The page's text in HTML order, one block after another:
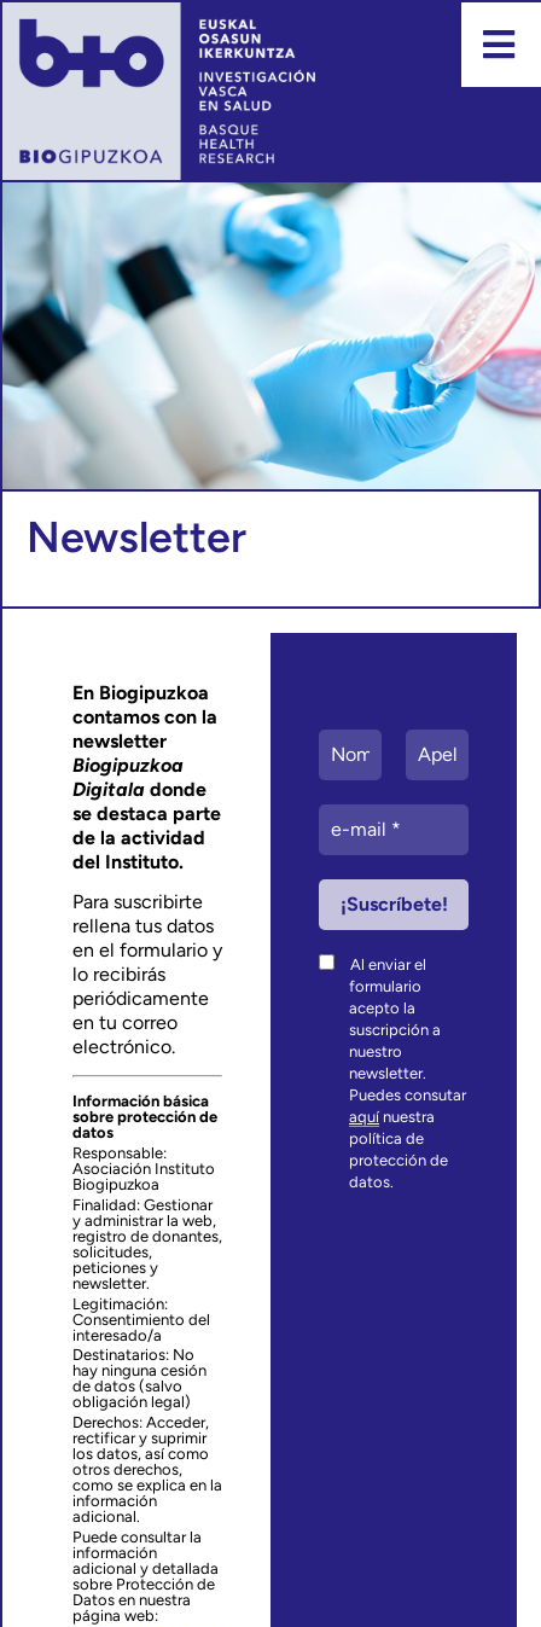
Newsletter
En Biogipuzkoa
contamos con la
newsletter
Biogipuzkoa
Digitala donde
se destaca parte
de la actividad
del Instituto.
Para suscribirte
rellena tus datos
en el formulario y
lo recibirás
periódicamente
en tu correo
electrónico.
Información básica
sobre protección de
datos
Responsable:
Asociación Instituto
Biogipuzkoa
Finalidad: Gestionar
y administrar la web,
registro de donantes,
solicitudes,
peticiones y
newsletter.
Legitimación:
Consentimiento del
interesado/a
Destinatarios: No
hay ninguna cesión
de datos (salvo
obligación legal)
Derechos: Acceder,
rectificar y suprimir
los datos, así como
otros derechos,
como se explica en la
información
adicional.
Puede consultar la
información
adicional y detallada
sobre Protección de
Datos en nuestra
página web:
Al enviar el
formulario
acepto la
suscripción a
nuestro
newsletter.
Puedes consutar
aquí nuestra
política de
protección de
datos.